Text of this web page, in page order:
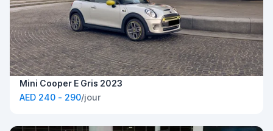
Mini Cooper E Gris 2023
AED 240 - 290/jour